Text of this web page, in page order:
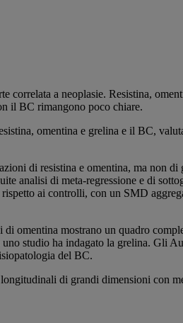
a neoplasie. Resistina,
il BC rimangono poco chiare.
omentina e grelina e il BC,
di resistina e omentina, ma non
analisi di meta-regressione e di
ai controlli, con un SMD
omentina mostrano un quadro
studio ha indagato la grelina. Gli
del BC.
di grandi dimensioni con